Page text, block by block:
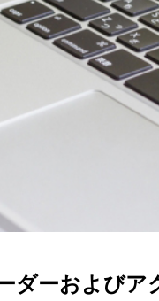
ダーおよびア